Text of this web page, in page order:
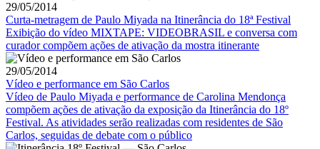
29/05/2014
Curta-metragem de Paulo Miyada na Itinerância do 18ª Festival
Exibição do vídeo MIXTAPE: VIDEOBRASIL e conversa com
curador compõem ações de ativação da mostra itinerante
29/05/2014
Vídeo e performance em São Carlos
Vídeo de Paulo Miyada e performance de Carolina Mendonça
compõem ações de ativação da exposição da Itinerância do 18º
Festival. As atividades serão realizadas com residentes de São
Carlos, seguidas de debate com o público